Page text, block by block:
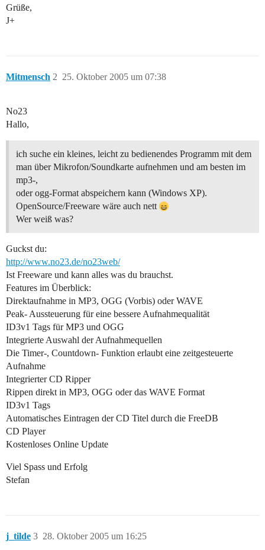
Grüße,
J+
Mitmensch 25. Oktober 2005 um 07:38
2
No23
Hallo,
ich suche ein kleines, leicht zu bedienendes Programm mit dem
man über Mikrofon/Soundkarte aufnehmen und am besten im
mp3-,
oder ogg-Format abspeichern kann (Windows XP).
OpenSource/Freeware wäre auch nett
Wer weiß was?
Guckst du:
http://www.no23.de/no23web/
Ist Freeware und kann alles was du brauchst.
Features im Überblick:
Direktaufnahme in MP3, OGG (Vorbis) oder WAVE
Peak- Aussteuerung für eine bessere Aufnahmequalität
ID3v1 Tags für MP3 und OGG
Integrierte Auswahl der Aufnahmequellen
Die Timer-, Countdown- Funktion erlaubt eine zeitgesteuerte
Aufnahme
Integrierter CD Ripper
Rippen direkt in MP3, OGG oder das WAVE Format
ID3v1 Tags
Automatisches Eintragen der CD Titel durch die FreeDB
CD Player
Kostenloses Online Update
Viel Spass und Erfolg
Stefan
j_tilde 28. Oktober 2005 um 16:25
3